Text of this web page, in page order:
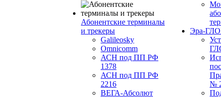
Абонентские терминалы
и трекеры
Galileosky
Omnicomm
АСН под ПП РФ
1378
АСН под ПП РФ
2216
ВЕГА-Абсолют
Эра-
№